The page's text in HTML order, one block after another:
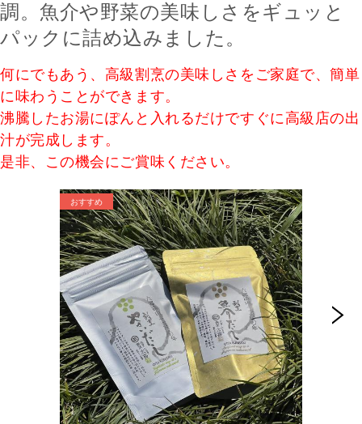
調。魚介や野菜の美味しさをギュッと
パックに詰め込みました。
何にでもあう、高級割烹の美味しさをご家庭で、簡単
に味わうことができます。
沸騰したお湯にぽんと入れるだけですぐに高級店の出
汁が完成します。
是非、この機会にご賞味ください。